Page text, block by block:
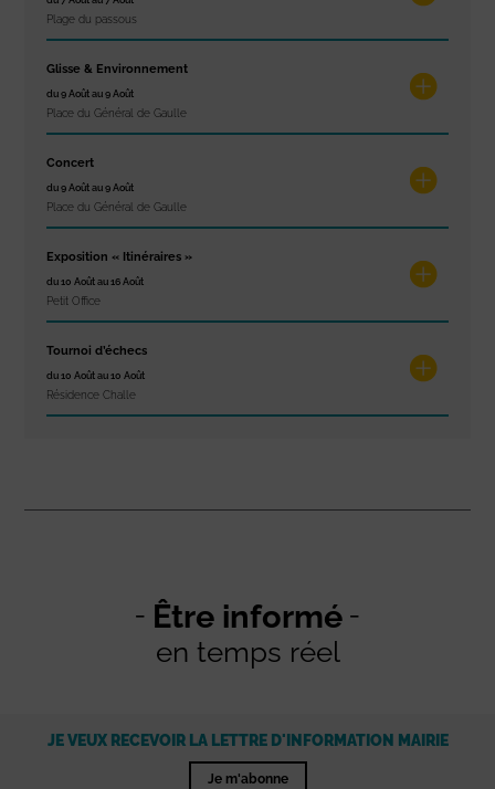
Plage du passous
Glisse & Environnement
du 9 Août au 9 Août
Place du Général de Gaulle
Concert
du 9 Août au 9 Août
Place du Général de Gaulle
Exposition « Itinéraires »
du 10 Août au 16 Août
Petit Office
Tournoi d’échecs
du 10 Août au 10 Août
Résidence Challe
Être informé
en temps réel
JE VEUX RECEVOIR LA LETTRE D'INFORMATION MAIRIE
Je m'abonne